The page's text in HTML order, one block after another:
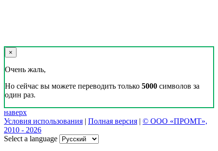
×
Очень жаль,
Но сейчас вы можете переводить только 5000 символов за
один раз.
наверх
Условия использования | Полная версия | © ООО «ПРОМТ»,
2010 - 2026
Select a language